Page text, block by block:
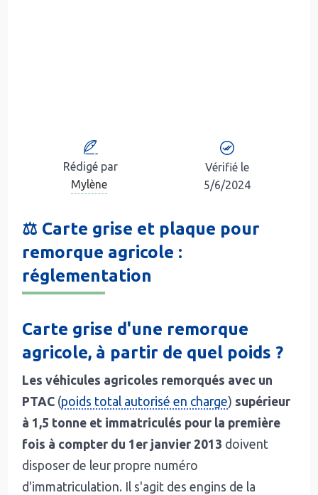
Rédigé par
Mylène
Vérifié le
5/6/2024
⚖️ Carte grise et plaque pour
remorque agricole :
réglementation
Carte grise d'une remorque
agricole, à partir de quel poids ?
Les véhicules agricoles remorqués avec un
PTAC (poids total autorisé en charge) supérieur
à 1,5 tonne et immatriculés pour la première
fois à compter du 1er janvier 2013 doivent
disposer de leur propre numéro
d'immatriculation. Il s'agit des engins de la